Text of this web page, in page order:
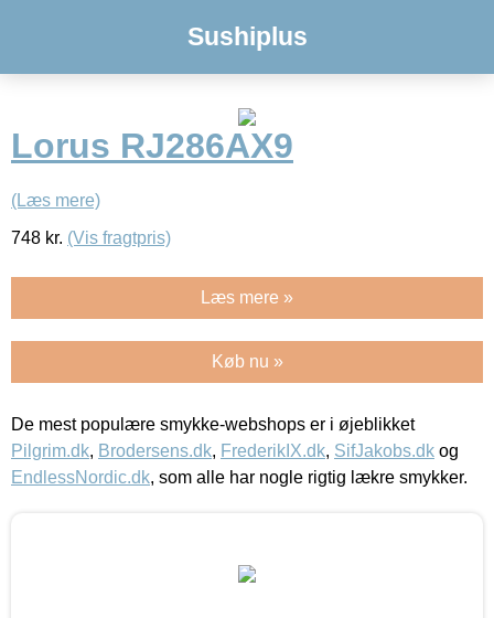
Sushiplus
Lorus RJ286AX9
(Læs mere)
748 kr. (Vis fragtpris)
Læs mere »
Køb nu »
De mest populære smykke-webshops er i øjeblikket
Pilgrim.dk, Brodersens.dk, FrederikIX.dk, SifJakobs.dk og
EndlessNordic.dk, som alle har nogle rigtig lækre smykker.